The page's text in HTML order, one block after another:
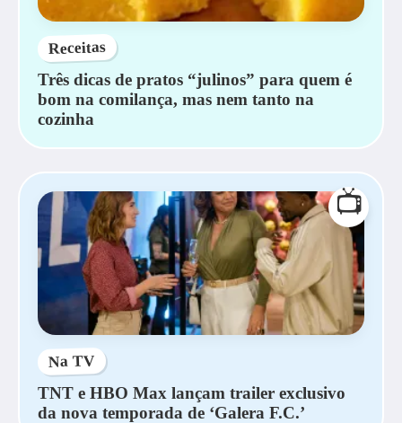
Receitas
Três dicas de pratos “julinos” para quem é
bom na comilança, mas nem tanto na
cozinha
📺
Na TV
TNT e HBO Max lançam trailer exclusivo
da nova temporada de ‘Galera F.C.’